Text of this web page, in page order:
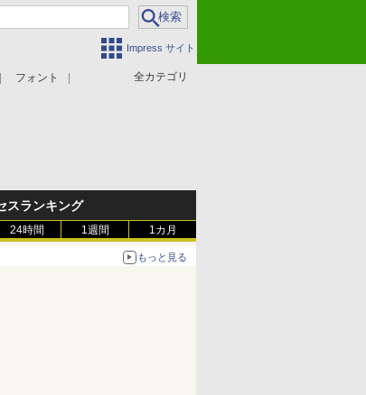
Impress サイト
全カテゴリ
フォント
スランキング
24時間 1週間 1カ月
もっと見る